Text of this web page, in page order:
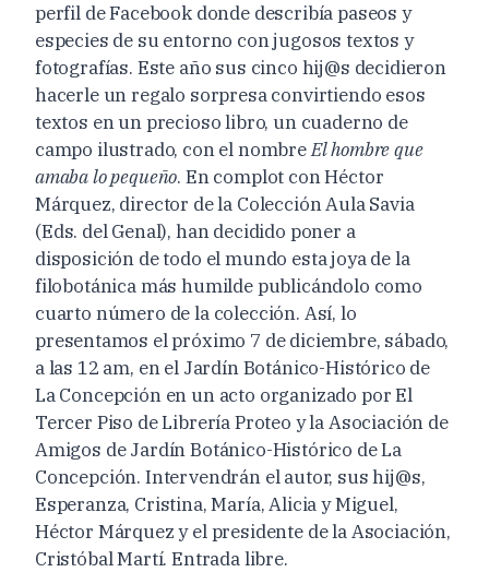
perfil deFacebookdonde describía paseos y
especies de su entorno con jugosos textos y
fotografías. Este año sus cinco hij@s decidieron
hacerle un regalo sorpresa convirtiendo esos
textos en un precioso libro, un cuaderno de
campo ilustrado, con el nombreEl hombre que
amaba lo pequeño. En complot con Héctor
Márquez, director de la Colección Aula Savia
(Eds. del Genal), han decidido poner a
disposición de todo el mundo esta joya de la
filobotánica más humildepublicándolo como
cuarto número de la colección. Así, lo
presentamos el próximo 7 de diciembre, sábado,
a las 12 am, en el Jardín Botánico-Histórico de
La Concepción en un acto organizado por El
Tercer Piso de Librería Proteo y laAsociación de
Amigos deJardín Botánico-Histórico de La
Concepción. Intervendrán el autor, sus hij@s,
Esperanza, Cristina, María, Alicia y Miguel,
Héctor Márquez y el presidente de la Asociación,
Cristóbal Martí.Entrada libre.